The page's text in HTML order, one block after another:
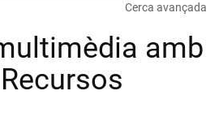
Cerca avançada
amb